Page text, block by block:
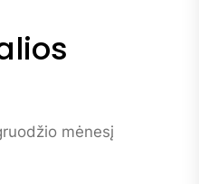
mėnesį